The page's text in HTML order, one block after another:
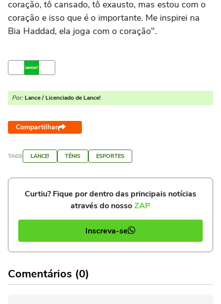
coração, tô cansado, tô exausto, mas estou com o
coração e isso que é o importante. Me inspirei na
Bia Haddad, ela joga com o coração".
Por: Lance / Licenciado de Lance!
Compartilhar
TAGS LANCE! TÊNIS ESPORTES
Curtiu? Fique por dentro das principais notícias
através do nossoZAP
Inscreva-se
Comentários (0)